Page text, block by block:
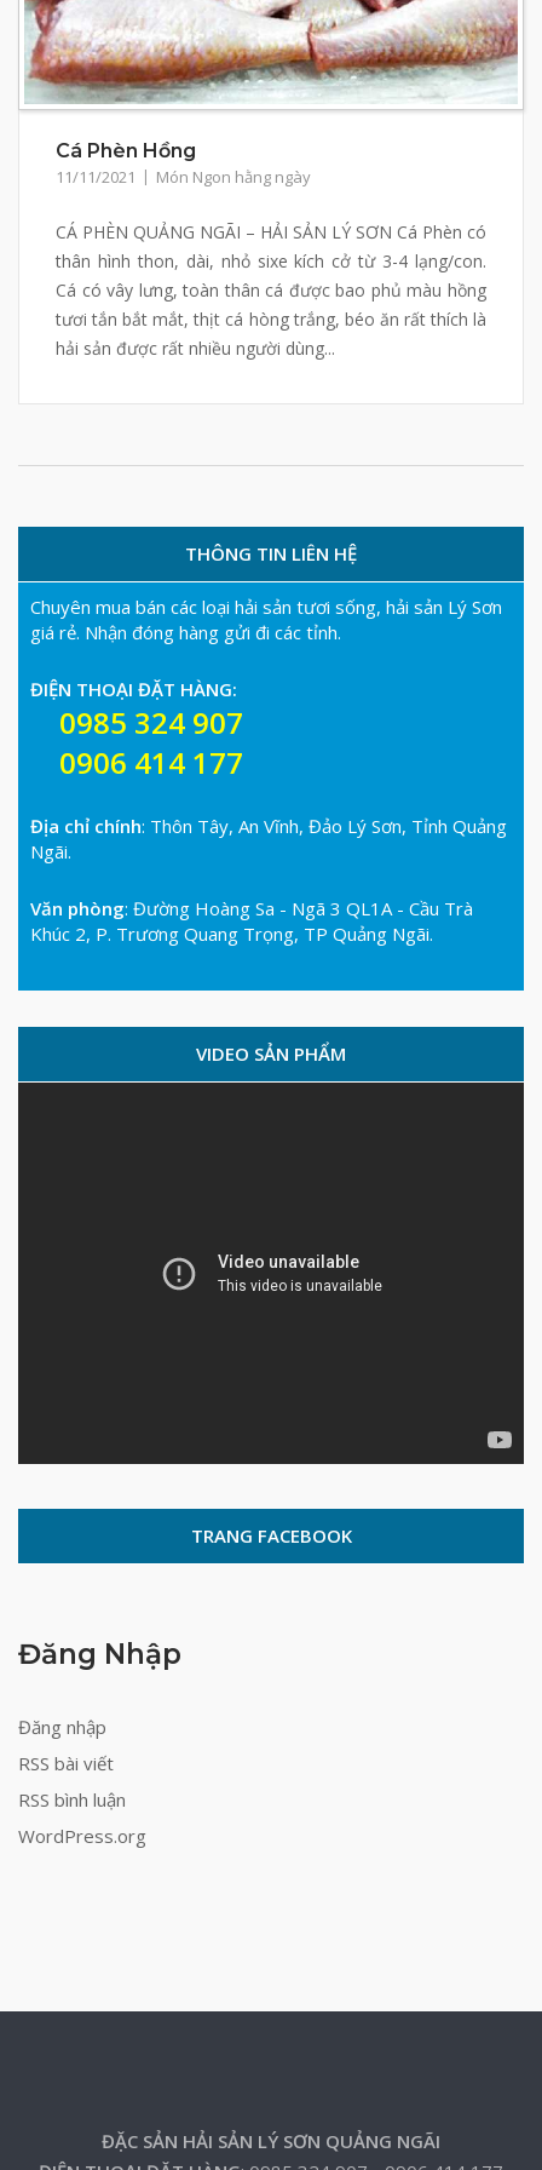
Cá Phèn Hồng
11/11/2021 Món Ngon hằng ngày
CÁ PHÈN QUẢNG NGÃI – HẢI SẢN LÝ SƠN Cá Phèn có
thân hình thon, dài, nhỏ sixe kích cở từ 3-4 lạng/con.
Cá có vây lưng, toàn thân cá được bao phủ màu hồng
tươi tắn bắt mắt, thịt cá hòng trắng, béo ăn rất thích là
hải sản được rất nhiều người dùng...
THÔNG TIN LIÊN HỆ
Chuyên mua bán các loại hải sản tươi sống, hải sản Lý Sơn
giá rẻ. Nhận đóng hàng gửi đi các tỉnh.
ĐIỆN THOẠI ĐẶT HÀNG:
0985 324 907
0906 414 177
Địa chỉ chính: Thôn Tây, An Vĩnh, Đảo Lý Sơn, Tỉnh Quảng
Ngãi.
Văn phòng: Đường Hoàng Sa - Ngã 3 QL1A - Cầu Trà
Khúc 2, P. Trương Quang Trọng, TP Quảng Ngãi.
VIDEO SẢN PHẨM
TRANG FACEBOOK
Đăng Nhập
Đăng nhập
RSS bài viết
RSS bình luận
WordPress.org
ĐẶC SẢN HẢI SẢN LÝ SƠN QUẢNG NGÃI